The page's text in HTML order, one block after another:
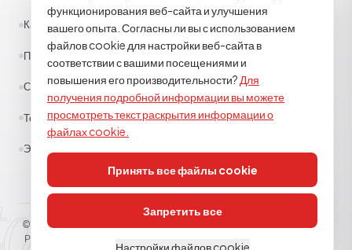
Каучук
Полиэстер
Строительная химия
Текстиль
Эпоксид-полиуретан
© 2026
. Все права защищены.
Разъясняющий текст
функционирования веб-сайта и улучшения
вашего опыта. Согласны ли вы с использованием
файлов cookie для настройки веб-сайта в
соответствии с вашими посещениями и
повышения его производительности? Для
получения подробной информации вы можете
просмотреть текст раскрытия информации о
файлах cookie.
Принять все файлы cookie
Запретить все
Настройки файлов cookie